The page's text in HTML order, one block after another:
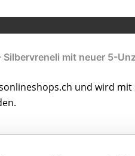
mit neuer 5-
und wird